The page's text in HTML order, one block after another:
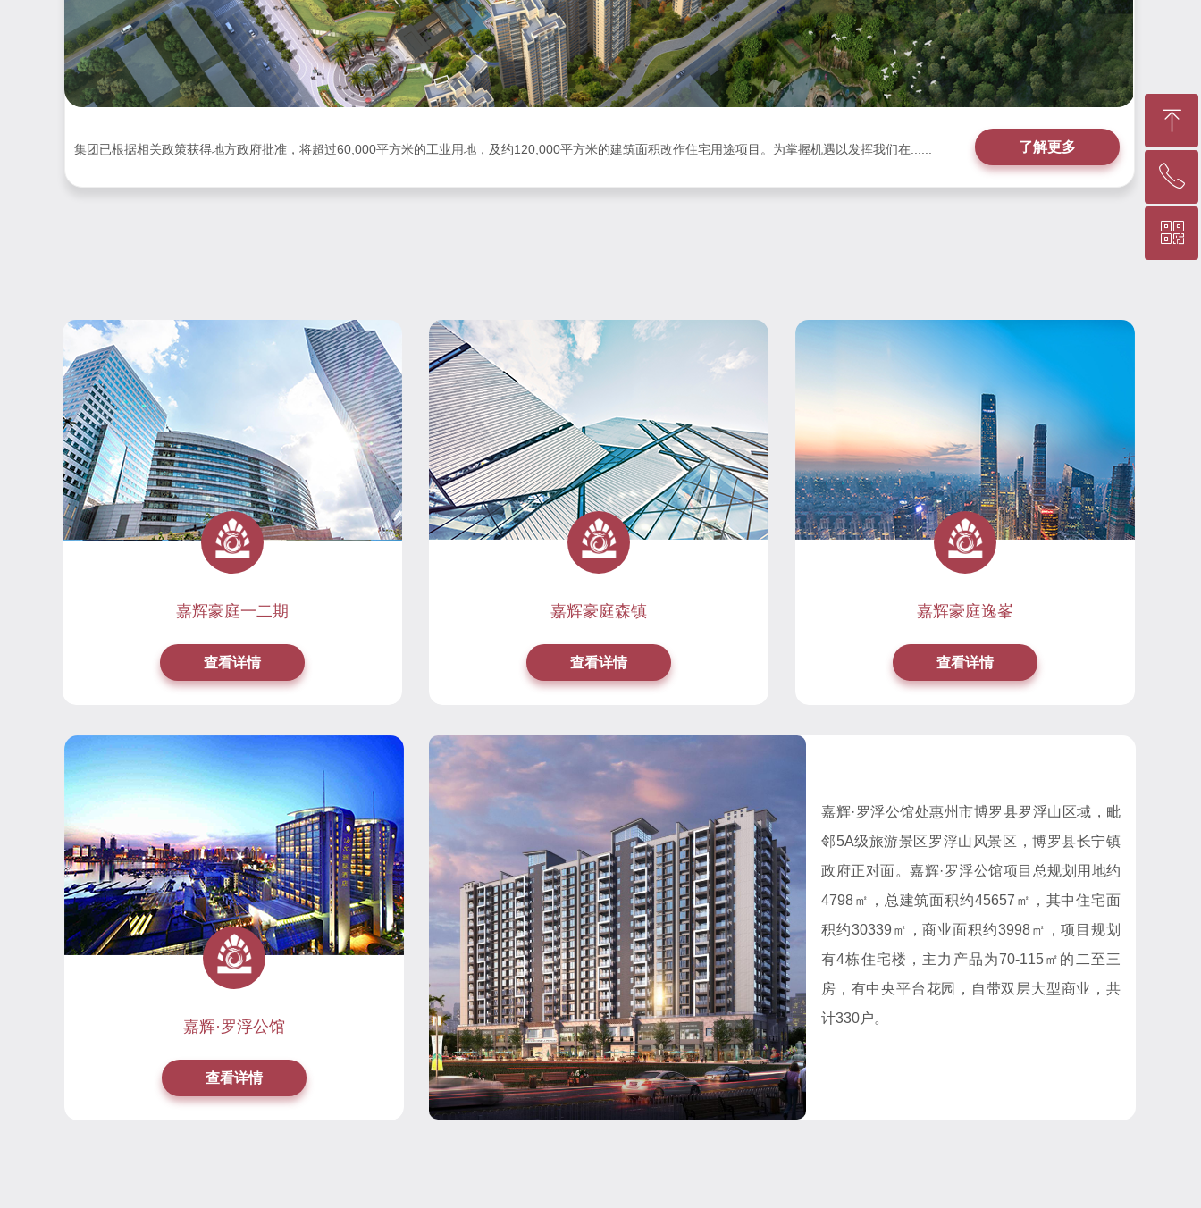
了解更多
集团已根据相关政策获得地方政府批准，将超过60,000平方米的工业用地，及约120,000平方米的建筑面积改作住宅用途项目。为掌握机遇以发挥我们在......
嘉辉豪庭一二期
查看详情
嘉辉·罗浮公馆
查看详情
嘉辉豪庭森镇
查看详情
嘉辉豪庭逸峯
查看详情
嘉辉·罗浮公馆处惠州市博罗县罗浮山区域，毗
邻5A级旅游景区罗浮山风景区，博罗县长宁镇
政府正对面。嘉辉·罗浮公馆项目总规划用地约
4798㎡，总建筑面积约45657㎡，其中住宅面
积约30339㎡，商业面积约3998㎡，项目规划
有4栋住宅楼，主力产品为70-115㎡的二至三
房，有中央平台花园，自带双层大型商业，共
计330户。
ꁸ
回到顶部
ꂅ
400-001-8887
ꀥ